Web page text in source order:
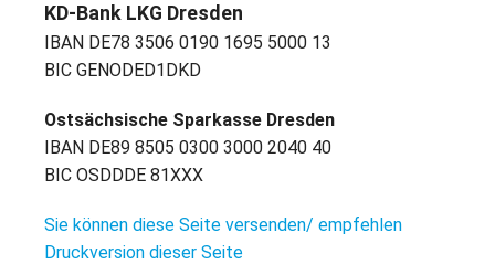
KD-Bank LKG Dresden
IBAN DE78 3506 0190 1695 5000 13
BIC GENODED1DKD
Ostsächsische Sparkasse Dresden
IBAN DE89 8505 0300 3000 2040 40
BIC OSDDDE 81XXX
Sie können diese Seite versenden/ empfehlen
Druckversion dieser Seite